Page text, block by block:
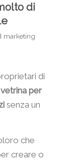
di
marketing
di
per
senza un
che
creare o